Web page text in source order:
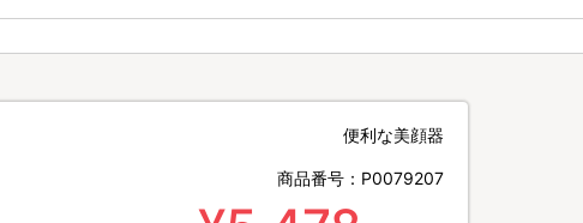
便利な美顔器
商品番号： P0079207